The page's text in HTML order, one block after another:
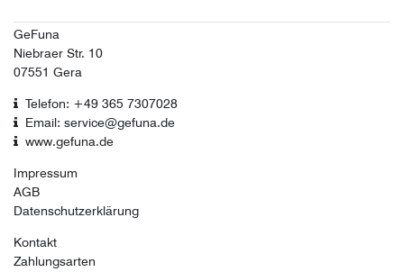
GeFuna
Niebraer Str. 10
07551 Gera
Telefon: +49 365 7307028
Email: service@gefuna.de
www.gefuna.de
Impressum
AGB
Datenschutzerklärung
Kontakt
Zahlungsarten